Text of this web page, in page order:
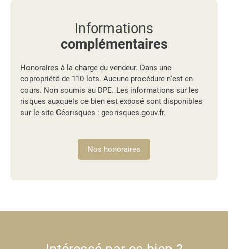
Informations
complémentaires
Honoraires à la charge du vendeur. Dans une
copropriété de 110 lots. Aucune procédure n'est en
cours. Non soumis au DPE. Les informations sur les
risques auxquels ce bien est exposé sont disponibles
sur le site Géorisques : georisques.gouv.fr.
Nos honoraires